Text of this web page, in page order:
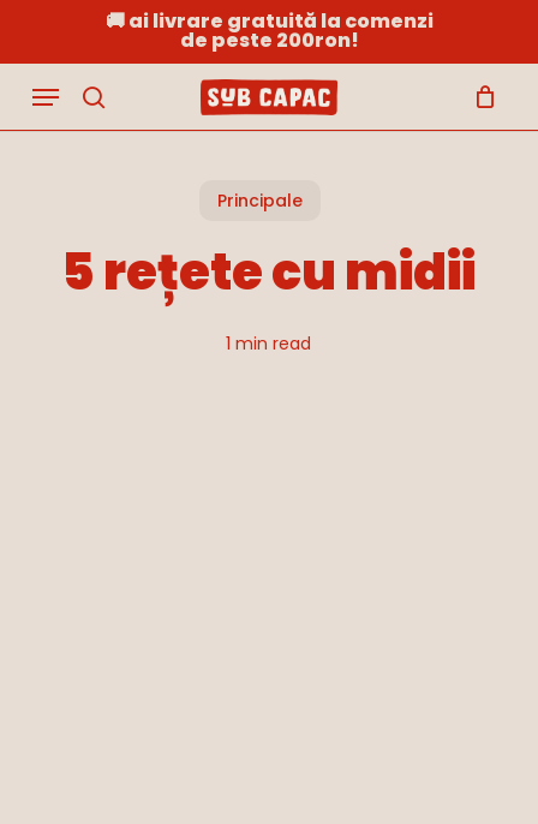
content
🚚 ai livrare gratuită la comenzi
de peste 200ron!
search
Menu
Cart Cart
Principale
5 rețete cu midii
1 min read